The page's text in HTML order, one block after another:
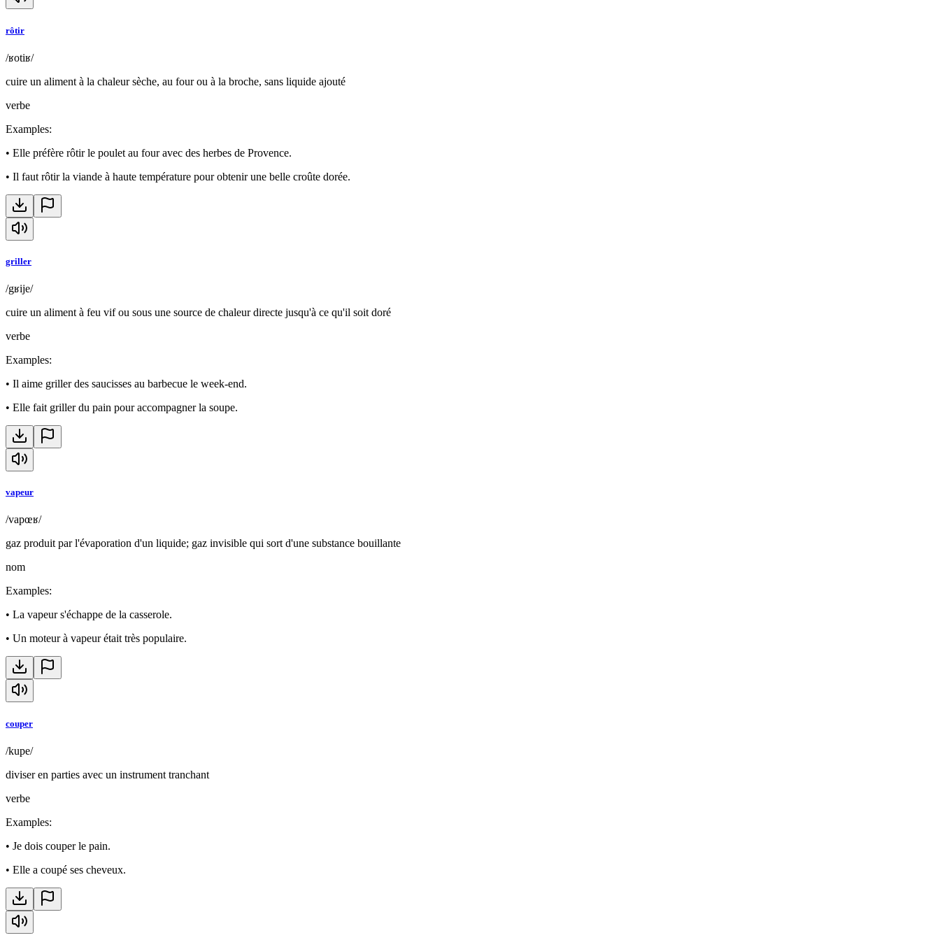
rôtir
/ʁotiʁ/
cuire un aliment à la chaleur sèche, au four ou à la broche, sans liquide ajouté
verbe
Examples:
• Elle préfère rôtir le poulet au four avec des herbes de Provence.
• Il faut rôtir la viande à haute température pour obtenir une belle croûte dorée.
griller
/gʁije/
cuire un aliment à feu vif ou sous une source de chaleur directe jusqu'à ce qu'il soit doré
verbe
Examples:
• Il aime griller des saucisses au barbecue le week-end.
• Elle fait griller du pain pour accompagner la soupe.
vapeur
/vapœʁ/
gaz produit par l'évaporation d'un liquide; gaz invisible qui sort d'une substance bouillante
nom
Examples:
• La vapeur s'échappe de la casserole.
• Un moteur à vapeur était très populaire.
couper
/kupe/
diviser en parties avec un instrument tranchant
verbe
Examples:
• Je dois couper le pain.
• Elle a coupé ses cheveux.